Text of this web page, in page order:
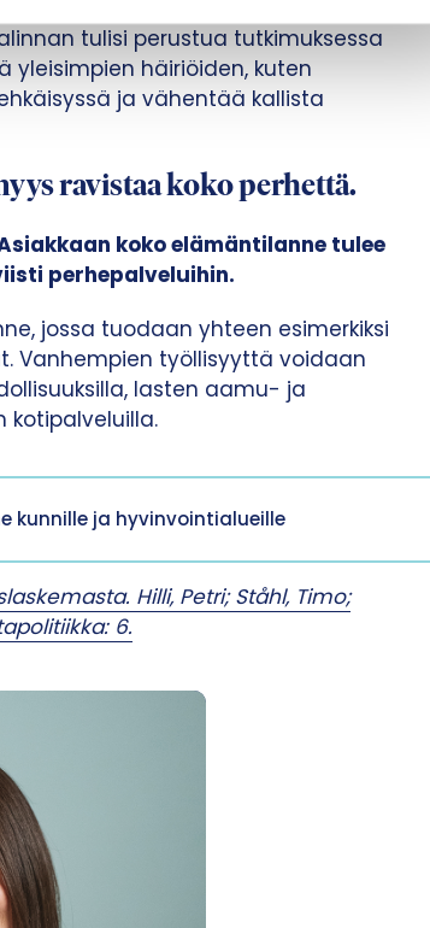
tulisi perustua tutkimuksessa
häiriöiden, kuten
ja vähentää kallista
ravistaa koko perhettä.
koko elämäntilanne tulee
perhepalveluihin.
jossa tuodaan yhteen esimerkiksi
Vanhempien työllisyyttä voidaan
lasten aamu- ja
kotipalveluilla.
kunnille ja hyvinvointialueille
Hilli, Petri; Ståhl, Timo;
6.